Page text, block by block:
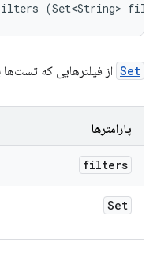
(Set<String>
Set از فیلترهایی که
پارامترها
filters
Set